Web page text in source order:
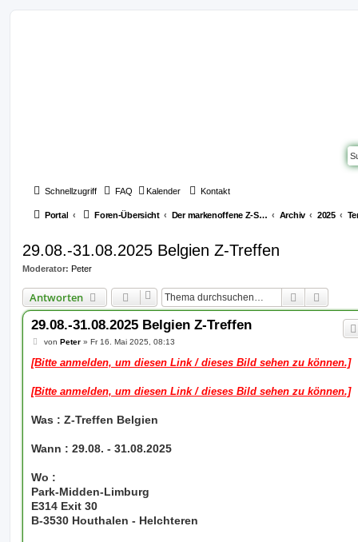
Schnellzugriff FAQ Kalender Kontakt
Portal Foren-Übersicht Der markenoffene Z-Stammtisch für Youngtimerbiker Archiv 2025
29.08.-31.08.2025 Belgien Z-Treffen
Moderator: Peter
Antworten Suche
29.08.-31.08.2025 Belgien Z-Treffen
B
i
t
a
g
von Peter» Fr 16. Mai 2025, 08:13
[Bitte anmelden, um diesen Link / dieses Bild sehen zu können.]
[Bitte anmelden, um diesen Link / dieses Bild sehen zu können.]
Was : Z-Treffen Belgien
Wann : 29.08. - 31.08.2025
Wo :
Park-Midden-Limburg
E314 Exit 30
B-3530 Houthalen - Helchteren